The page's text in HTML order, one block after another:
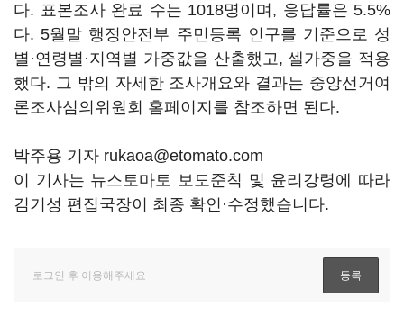
다. 표본조사 완료 수는 1018명이며, 응답률은 5.5%
다. 5월말 행정안전부 주민등록 인구를 기준으로 성
별·연령별·지역별 가중값을 산출했고, 셀가중을 적용
했다. 그 밖의 자세한 조사개요와 결과는 중앙선거여
론조사심의위원회 홈페이지를 참조하면 된다.
박주용 기자 rukaoa@etomato.com
이 기사는 뉴스토마토 보도준칙 및 윤리강령에 따라
김기성 편집국장이 최종 확인·수정했습니다.